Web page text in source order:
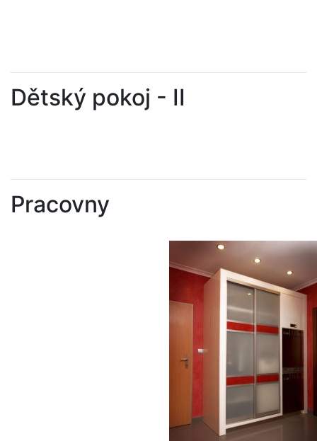
Dětský pokoj - II
Pracovny